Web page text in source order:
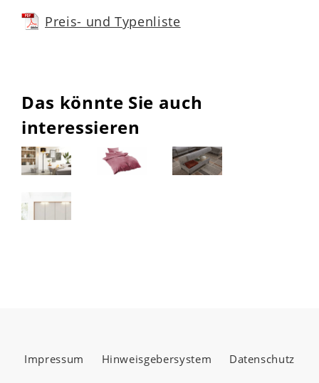
Preis- und Typenliste
Das könnte Sie auch
interessieren
Impressum Hinweisgebersystem Datenschutz